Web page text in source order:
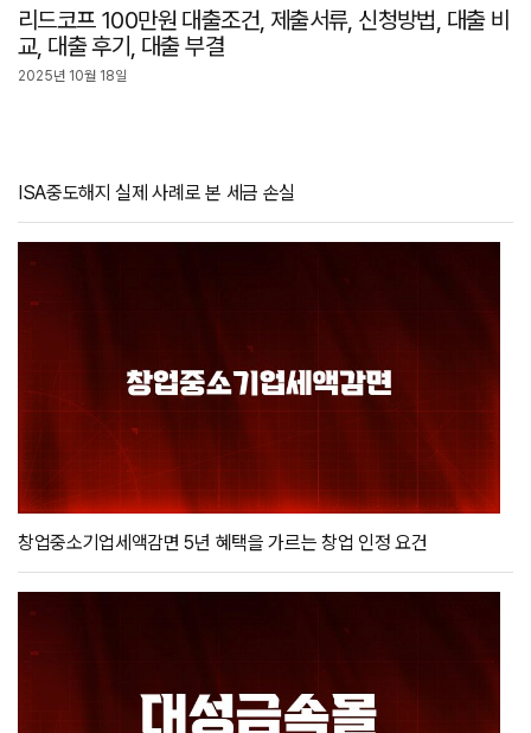
리드코프 100만원 대출조건, 제출서류, 신청방법, 대출 비
교, 대출 후기, 대출 부결
2025년 10월 18일
ISA중도해지 실제 사례로 본 세금 손실
창업중소기업세액감면 5년 혜택을 가르는 창업 인정 요건